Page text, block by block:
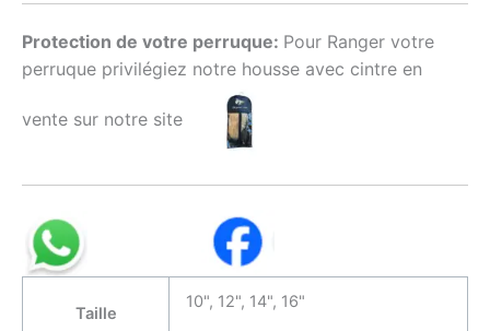
Protection de votre perruque: Pour Ranger votre
perruque privilégiez notre housse avec cintre en
vente sur notre site
Taille
10", 12", 14", 16"